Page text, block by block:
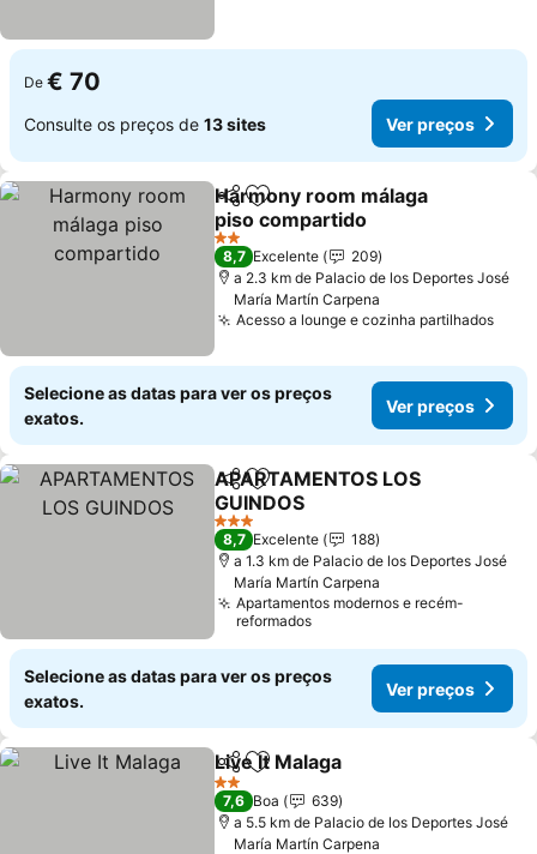
De € 70
Consulte os preços de 13 sites Ver preços
PartilharAdicionar aos favoritos
Harmony room málaga
piso compartido
Ver preços
2 Estrelas
8,7 Excelente
209
a 2.3 km de Palacio de los Deportes José
María Martín Carpena
Acesso a lounge e cozinha partilhadosVer
Selecione as datas para ver os preços
exatos.
Ver preços
PartilharAdicionar aos favoritos
APARTAMENTOS LOS
GUINDOS
Ver preços
3 Estrelas
8,7 Excelente
188
a 1.3 km de Palacio de los Deportes José
María Martín Carpena
Apartamentos modernos e recém-
reformados
Selecione as datas para ver os preços
exatos.
Ver preços
PartilharAdicionar aos favoritos
Live It Malaga
2 Estrelas
7,6 Boa
639
a 5.5 km de Palacio de los Deportes José
María Martín Carpena